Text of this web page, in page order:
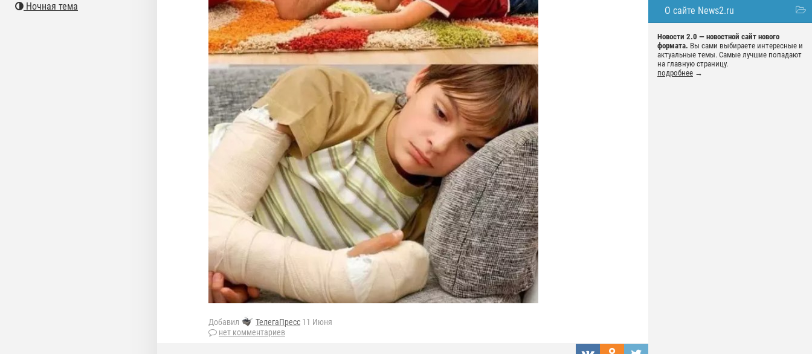
О сайте News2.ru
Новости 2.0 — новостной сайт нового
формата. Вы сами выбираете интересные и
актуальные темы. Самые лучшие попадают
на главную страницу.
подробнее →
Добавил ТелегаПресс 11 Июня
нет комментариев
Ночная тема